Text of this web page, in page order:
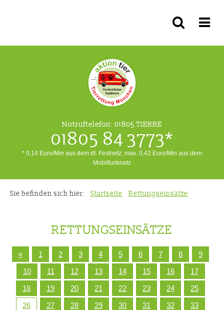
Notruftelefon: 01805 TIERRE
01805 84 3773*
* 0,14 Euro/Min aus dem dt. Festnetz, max. 0,42 Euro/Min aus dem
Mobilfunknetz
Sie befinden sich hier: Startseite Rettungseinsätze
RETTUNGSEINSÄTZE
« 1 2 3 4 5 6 7 8
9
10
11 12 13 14 15 16
17
18
19 20 21 22 23 24
25
26
27 28 29 30 31 32
33